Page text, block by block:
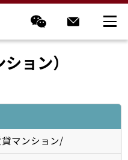
ョン）
マンション/